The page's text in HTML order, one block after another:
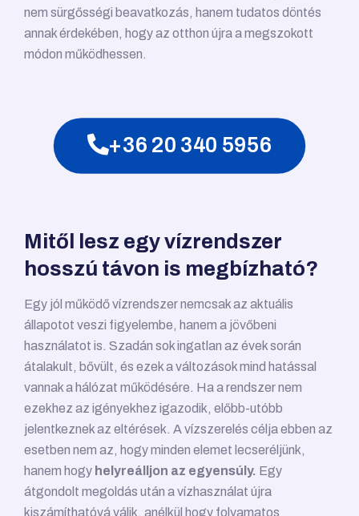
nem sürgősségi beavatkozás, hanem tudatos döntés
annak érdekében, hogy az otthon újra a megszokott
módon működhessen.
+36 20 340 5956
Mitől lesz egy vízrendszer
hosszú távon is megbízható?
Egy jól működő vízrendszer nemcsak az aktuális
állapotot veszi figyelembe, hanem a jövőbeni
használatot is. Szadán sok ingatlan az évek során
átalakult, bővült, és ezek a változások mind hatással
vannak a hálózat működésére. Ha a rendszer nem
ezekhez az igényekhez igazodik, előbb-utóbb
jelentkeznek az eltérések. A vízszerelés célja ebben az
esetben nem az, hogy minden elemet lecseréljünk,
hanem hogy helyreálljon az egyensúly. Egy
átgondolt megoldás után a vízhasználat újra
kiszámíthatóvá válik, anélkül hogy folyamatos